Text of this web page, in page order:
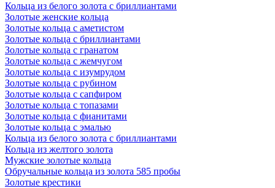
Кольца из белого золота с бриллиантами
Золотые женские кольца
Золотые кольца с аметистом
Золотые кольца с бриллиантами
Золотые кольца с гранатом
Золотые кольца с жемчугом
Золотые кольца с изумрудом
Золотые кольца с рубином
Золотые кольца с сапфиром
Золотые кольца с топазами
Золотые кольца с фианитами
Золотые кольца с эмалью
Кольца из белого золота с бриллиантами
Кольца из желтого золота
Мужские золотые кольца
Обручальные кольца из золота 585 пробы
Золотые крестики